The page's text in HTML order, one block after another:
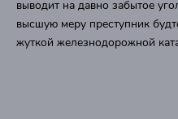
выводит на давно забытое
высшую меру преступник
жуткой железнодорожной